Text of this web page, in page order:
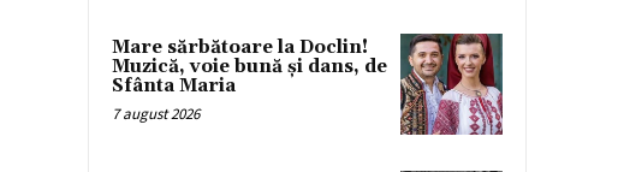
Mare sărbătoare la Doclin!
Muzică, voie bună și dans, de
Sfânta Maria
7 august 2026